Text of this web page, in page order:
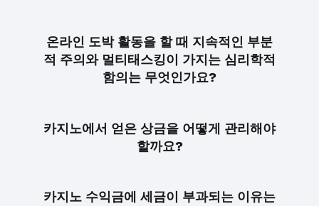
온라인 도박 활동을 할 때 지속적인 부분
적 주의와 멀티태스킹이 가지는 심리학적
함의는 무엇인가요?
카지노에서 얻은 상금을 어떻게 관리해야
할까요?
카지노 수익금에 세금이 부과되는 이유는